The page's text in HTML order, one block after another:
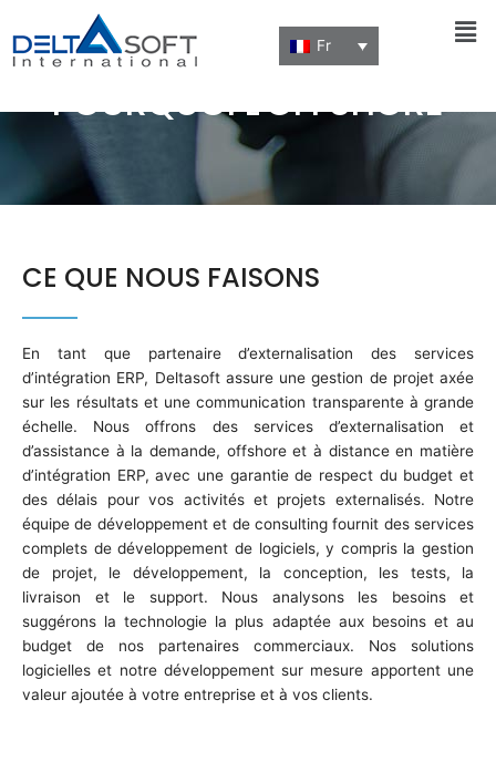
Fr
POURQUOI L'OFFSHORE
CE QUE NOUS FAISONS
En tant que partenaire d’externalisation des services
d’intégration ERP, Deltasoft assure une gestion de projet axée
sur les résultats et une communication transparente à grande
échelle. Nous offrons des services d’externalisation et
d’assistance à la demande, offshore et à distance en matière
d’intégration ERP, avec une garantie de respect du budget et
des délais pour vos activités et projets externalisés. Notre
équipe de développement et de consulting fournit des services
complets de développement de logiciels, y compris la gestion
de projet, le développement, la conception, les tests, la
livraison et le support. Nous analysons les besoins et
suggérons la technologie la plus adaptée aux besoins et au
budget de nos partenaires commerciaux. Nos solutions
logicielles et notre développement sur mesure apportent une
valeur ajoutée à votre entreprise et à vos clients.